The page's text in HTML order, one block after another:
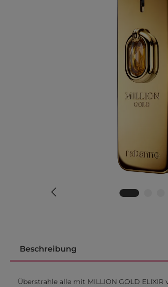
Beschreibung
Überstrahle alle mit MILLION GOLD